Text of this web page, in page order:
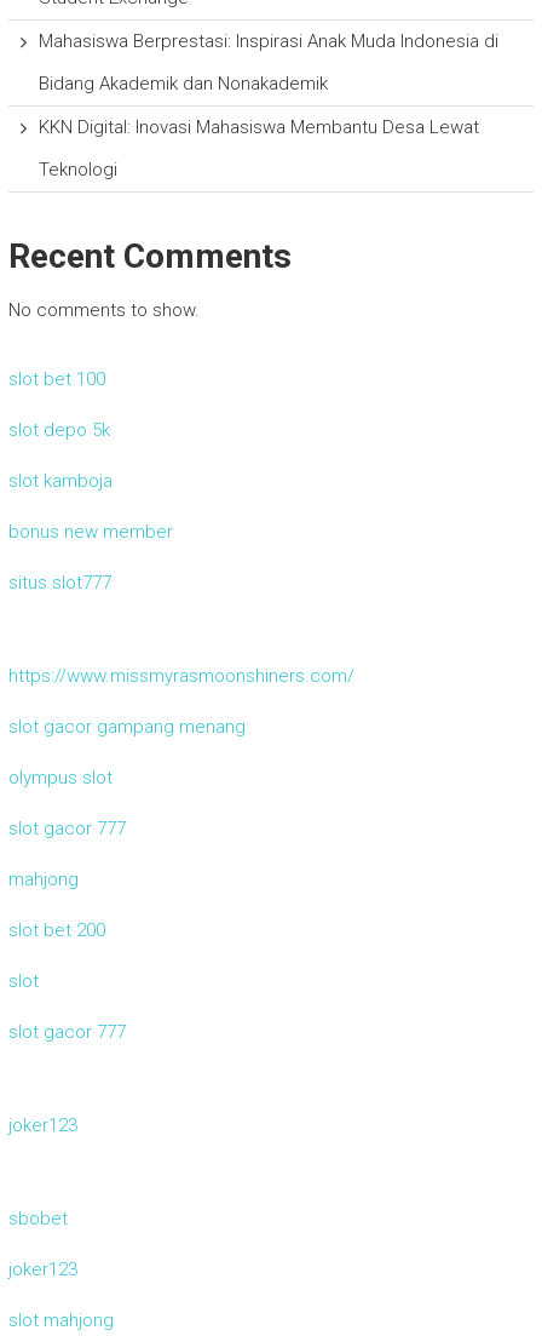
Mahasiswa Berprestasi: Inspirasi Anak Muda Indonesia di
Bidang Akademik dan Nonakademik
KKN Digital: Inovasi Mahasiswa Membantu Desa Lewat
Teknologi
Recent Comments
No comments to show.
slot bet 100
slot depo 5k
slot kamboja
bonus new member
situs slot777
https://www.missmyrasmoonshiners.com/
slot gacor gampang menang
olympus slot
slot gacor 777
mahjong
slot bet 200
slot
slot gacor 777
joker123
sbobet
joker123
slot mahjong